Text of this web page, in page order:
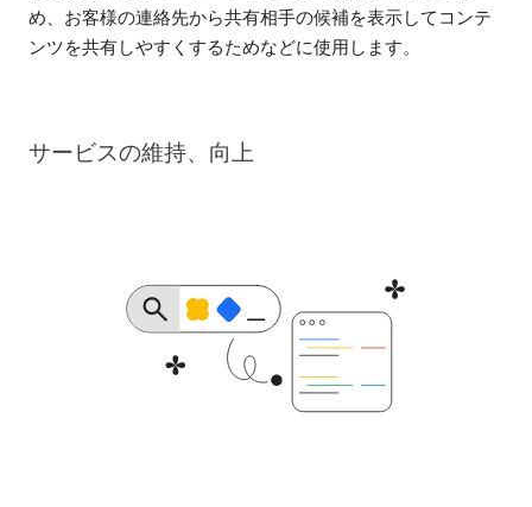
め、お客様の連絡先から共有相手の候補を表示してコンテ
ンツを共有しやすくするためなどに使用します。
サービスの維持、向上